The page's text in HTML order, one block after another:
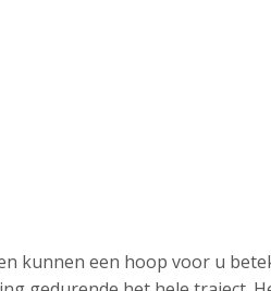
kunnen een hoop voor u